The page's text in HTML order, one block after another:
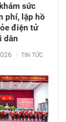
sức
phí, lập hồ
điện tử
dân
TIN TỨC